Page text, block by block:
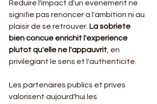
Reduire l'impact d'un evenement ne
signifie pas renoncer a l'ambition ni au
plaisir de se retrouver. La sobriete
bien concue enrichit l'experience
plutot qu'elle ne l'appauvrit, en
privilegiant le sens et l'authenticite.
Les partenaires publics et prives
valorisent aujourd'hui les